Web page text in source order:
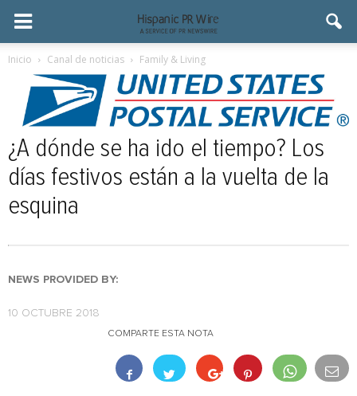
Inicio Canal de noticias Family & Living
¿A dónde se ha ido el tiempo? Los
días festivos están a la vuelta de la
esquina
NEWS PROVIDED BY:
10 OCTUBRE 2018
COMPARTE ESTA NOTA